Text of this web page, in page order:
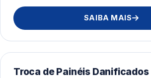
SAIBA MAIS
Troca de Painéis Danificados